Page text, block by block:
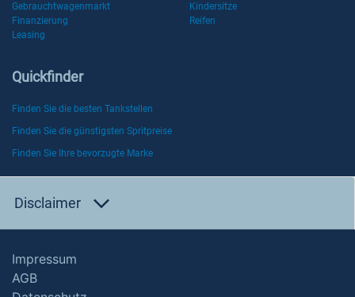
Gebrauchtwagenmarkt
Kindersitze
Finanzierung
Reifen
Leasing
Quickfinder
Finden Sie die besten Tankstellen
Finden Sie die günstigsten Spritpreise
Finden Sie Ihre bevorzugte Marke
Disclaimer
Impressum
AGB